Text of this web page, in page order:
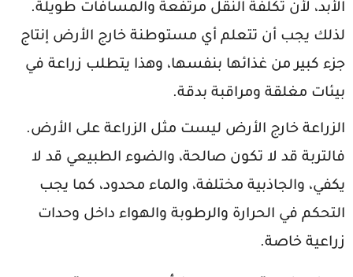
الأبد، لأن تكلفة النقل مرتفعة والمسافات طويلة.
لذلك يجب أن تتعلم أي مستوطنة خارج الأرض إنتاج
جزء كبير من غذائها بنفسها، وهذا يتطلب زراعة في
بيئات مغلقة ومراقبة بدقة.
الزراعة خارج الأرض ليست مثل الزراعة على الأرض.
فالتربة قد لا تكون صالحة، والضوء الطبيعي قد لا
يكفي، والجاذبية مختلفة، والماء محدود، كما يجب
التحكم في الحرارة والرطوبة والهواء داخل وحدات
زراعية خاصة.